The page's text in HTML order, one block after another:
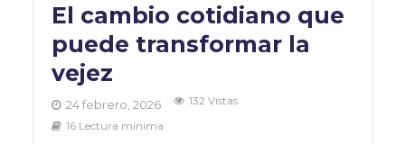
El cambio cotidiano que
puede transformar la
vejez
24 febrero, 2026
132 Vistas
16 Lectura mínima